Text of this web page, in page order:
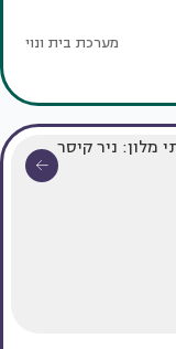
מערכת בית ונוי